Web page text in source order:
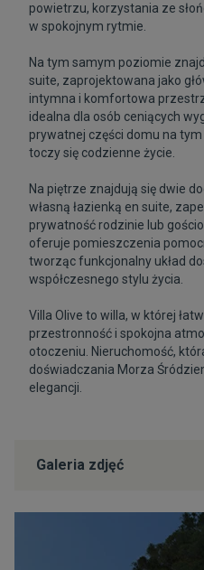
powietrzu, korzystania ze
w spokojnym rytmie.
Na tym samym poziomie
suite, zaprojektowana jako
intymna i komfortowa
idealna dla osób ceniących
prywatnej części domu na
toczy się codzienne życie.
Na piętrze znajdują się dwie
własną łazienką en suite,
prywatność rodzinie lub
oferuje pomieszczenia
tworząc funkcjonalny układ
współczesnego stylu życia.
Villa Olive to willa, w której
przestronność i spokojna
otoczeniu. Nieruchomość,
doświadczania Morza
elegancji.
Galeria zdjęć